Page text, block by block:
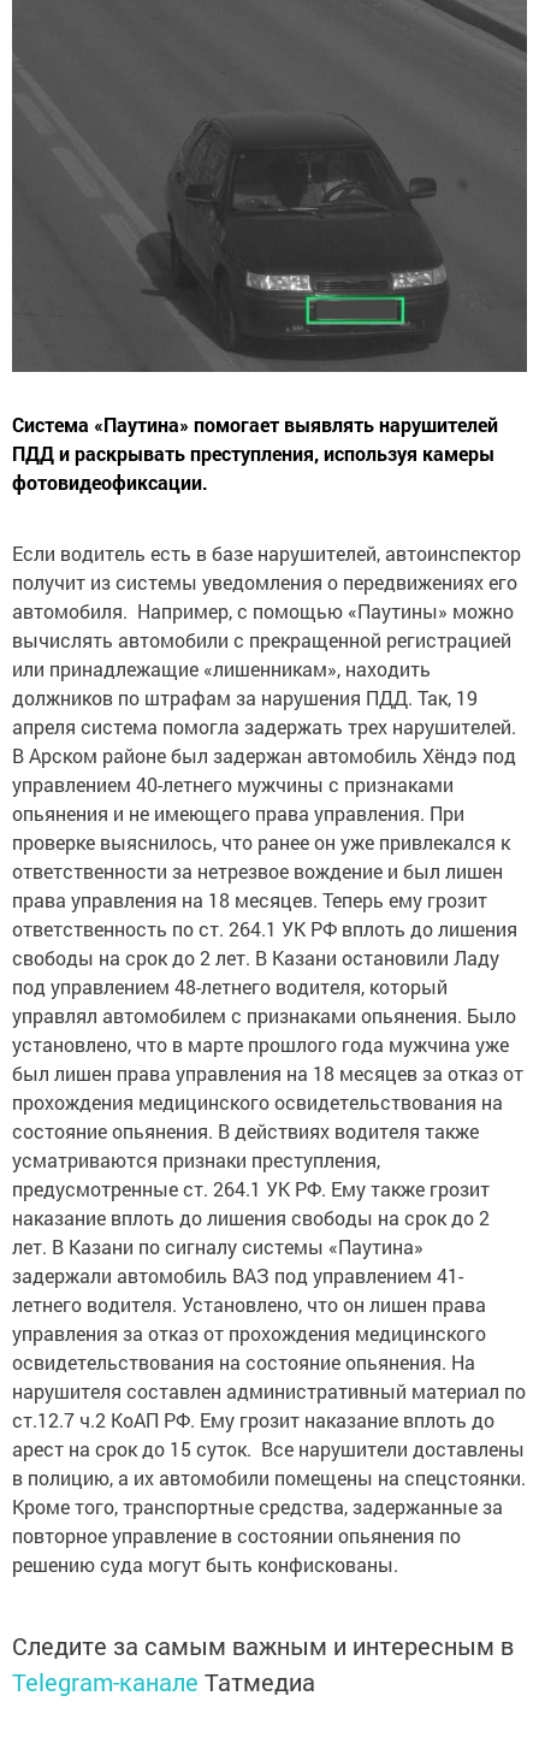
Система «Паутина» помогает выявлять нарушителей
ПДД и раскрывать преступления, используя камеры
фотовидеофиксации.
Если водитель есть в базе нарушителей, автоинспектор
получит из системы уведомления о передвижениях его
автомобиля. Например, с помощью «Паутины» можно
вычислять автомобили с прекращенной регистрацией
или принадлежащие «лишенникам», находить
должников по штрафам за нарушения ПДД. Так, 19
апреля система помогла задержать трех нарушителей.
В Арском районе был задержан автомобиль Хёндэ под
управлением 40-летнего мужчины с признаками
опьянения и не имеющего права управления. При
проверке выяснилось, что ранее он уже привлекался к
ответственности за нетрезвое вождение и был лишен
права управления на 18 месяцев. Теперь ему грозит
ответственность по ст. 264.1 УК РФ вплоть до лишения
свободы на срок до 2 лет. В Казани остановили Ладу
под управлением 48-летнего водителя, который
управлял автомобилем с признаками опьянения. Было
установлено, что в марте прошлого года мужчина уже
был лишен права управления на 18 месяцев за отказ от
прохождения медицинского освидетельствования на
состояние опьянения. В действиях водителя также
усматриваются признаки преступления,
предусмотренные ст. 264.1 УК РФ. Ему также грозит
наказание вплоть до лишения свободы на срок до 2
лет. В Казани по сигналу системы «Паутина»
задержали автомобиль ВАЗ под управлением 41-
летнего водителя. Установлено, что он лишен права
управления за отказ от прохождения медицинского
освидетельствования на состояние опьянения. На
нарушителя составлен административный материал по
ст.12.7 ч.2 КоАП РФ. Ему грозит наказание вплоть до
арест на срок до 15 суток. Все нарушители доставлены
в полицию, а их автомобили помещены на спецстоянки.
Кроме того, транспортные средства, задержанные за
повторное управление в состоянии опьянения по
решению суда могут быть конфискованы.
Следите за самым важным и интересным в
Telegram-канале Татмедиа